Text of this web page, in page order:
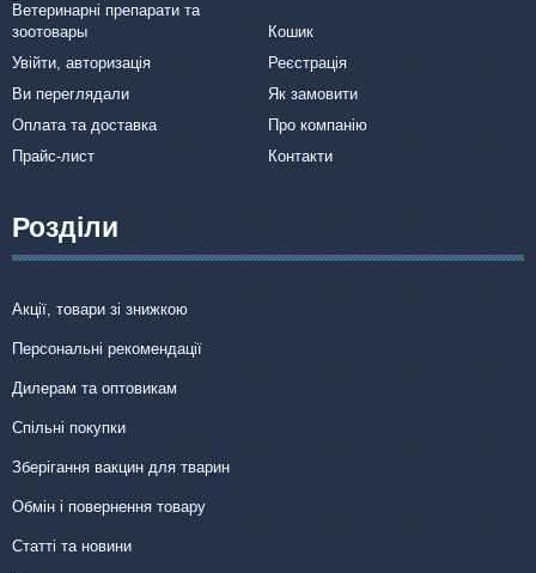
Ветеринарні препарати та
зоотовары
Кошик
Увійти, авторизація
Реєстрація
Ви переглядали
Як замовити
Оплата та доставка
Про компанію
Прайс-лист
Контакти
Розділи
Акції, товари зі знижкою
Персональні рекомендації
Дилерам та оптовикам
Спільні покупки
Зберігання вакцин для тварин
Обмін і повернення товару
Статті та новини